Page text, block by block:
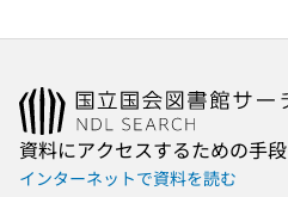
資料にアクセスするための手段
インターネットで資料を読む